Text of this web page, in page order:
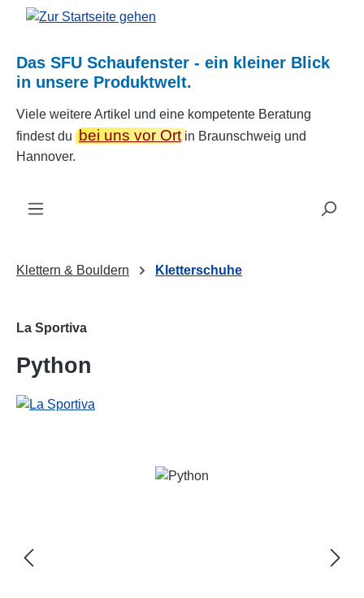
Zum Hauptinhalt springen
Das SFU Schaufenster - ein kleiner Blick
in unsere Produktwelt.
Viele weitere Artikel und eine kompetente Beratung
findest dubei uns vor Ortin Braunschweig und
Hannover.
Klettern & Bouldern Kletterschuhe
La Sportiva
Python
Bildergalerie überspringen